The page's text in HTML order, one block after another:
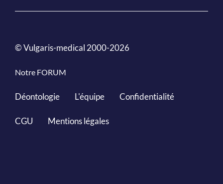
© Vulgaris-medical 2000-2026
Notre FORUM
Déontologie L'équipe Confidentialité
CGU Mentions légales